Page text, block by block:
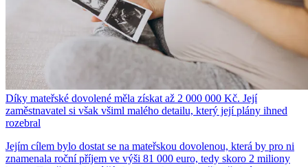
Díky mateřské dovolené měla získat až 2 000 000 Kč. Její
zaměstnavatel si však všiml malého detailu, který její plány ihned
rozebral
Jejím cílem bylo dostat se na mateřskou dovolenou, která by pro ni
znamenala roční příjem ve výši 81 000 euro, tedy skoro 2 miliony